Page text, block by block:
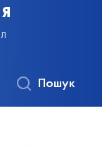
Пошук